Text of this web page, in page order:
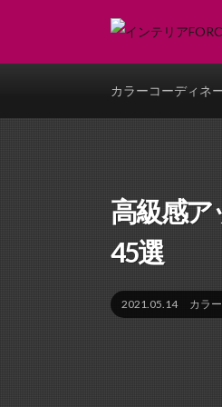
カラーコーディネ
高級感
45選
2021.05.14 カラ